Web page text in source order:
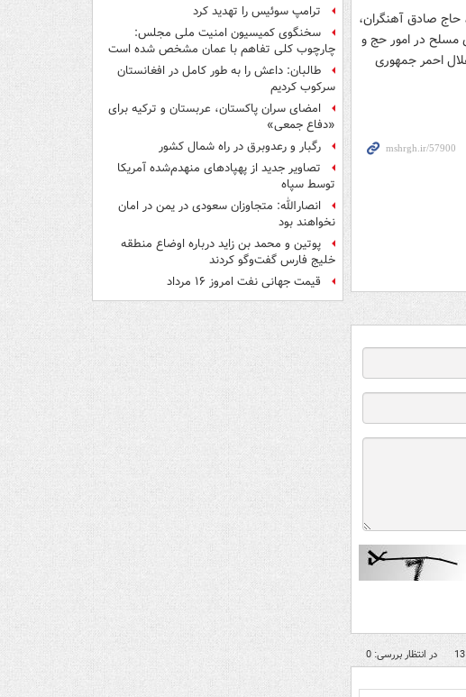
صادق آهنگران،
در امور حج و
احمر جمهوری
در انتظار بررسی: 0
ترامپ سوئیس را تهدید کرد
سخنگوی کمیسیون امنیت ملی مجلس:
چارچوب کلی تفاهم با عمان مشخص شده است
طالبان: داعش را به طور کامل در افغانستان
سرکوب کردیم
امضای سران پاکستان، عربستان و ترکیه برای
«دفاع جمعی»
رگبار و رعدوبرق در راه شمال کشور
تصاویر جدید از پهپادهای منهدم‌شده آمریکا
توسط سپاه
انصارالله: متجاوزان سعودی در یمن در امان
نخواهند بود
پوتین و محمد بن زاید درباره اوضاع منطقه
خلیج فارس گفت‌وگو کردند
قیمت جهانی نفت امروز ۱۶ مرداد